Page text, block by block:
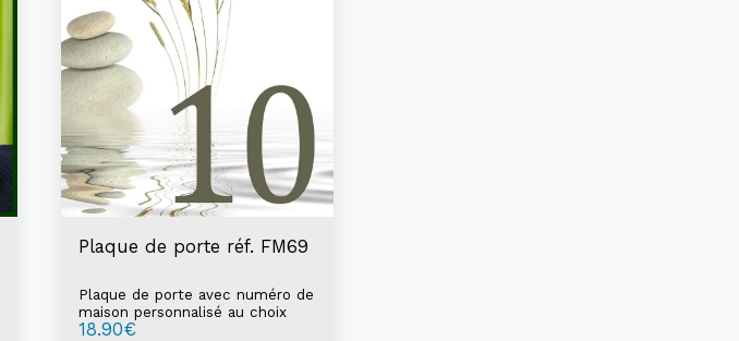
Plaque de porte réf. FM69
Plaque de porte avec numéro de
maison personnalisé au choix
18.90€